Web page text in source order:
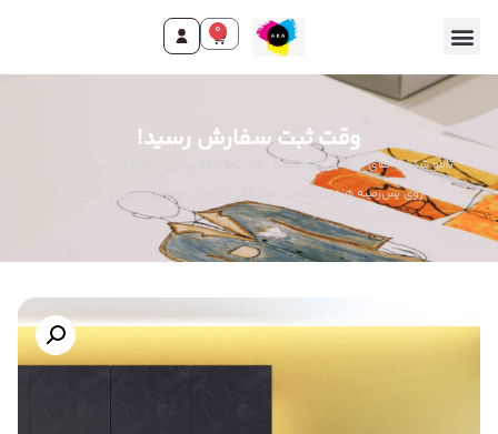
0
وقت ثبت سفارش رسید!
تابلو شکوفه های درخشان مروارید: گل‌های کرم/طلایی، پروانه‌های الماسی و مروارید
روی پس‌زمینه هندسی سفید. نماد پاکی و تجمل. جلوه‌ای لوکس و ظریف.